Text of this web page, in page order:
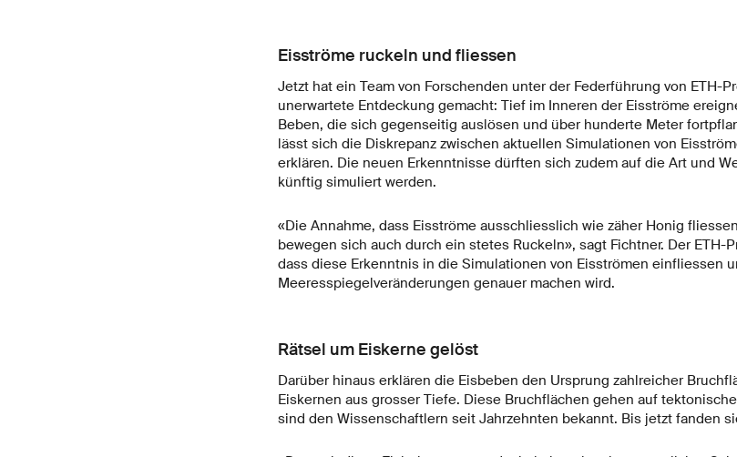
Eisströme ruckeln und fliessen
Jetzt hat ein Team von Forschenden unter der Federführung von ETH-
unerwartete Entdeckung gemacht: Tief im Inneren der Eisströme
Beben, die sich gegenseitig auslösen und über hunderte Meter
lässt sich die Diskrepanz zwischen aktuellen Simulationen von
erklären. Die neuen Erkenntnisse dürften sich zudem auf die Art und
künftig simuliert werden.
«Die Annahme, dass Eisströme ausschliesslich wie zäher Honig
bewegen sich auch durch ein stetes Ruckeln», sagt Fichtner. Der ETH-
dass diese Erkenntnis in die Simulationen von Eisströmen einfliessen
Meeresspiegelveränderungen genauer machen wird.
Rätsel um Eiskerne gelöst
Darüber hinaus erklären die Eisbeben den Ursprung zahlreicher
Eiskernen aus grosser Tiefe. Diese Bruchflächen gehen auf
sind den Wissenschaftlern seit Jahrzehnten bekannt. Bis jetzt fanden